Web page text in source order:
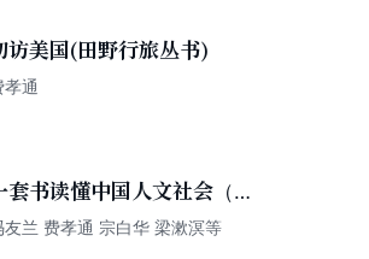
访美国(田野行旅丛书)
孝通
套书读懂中国人文社会（套
共8册）
友兰 费孝通 宗白华 梁漱溟等